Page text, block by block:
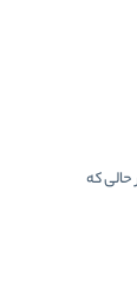
حالی که